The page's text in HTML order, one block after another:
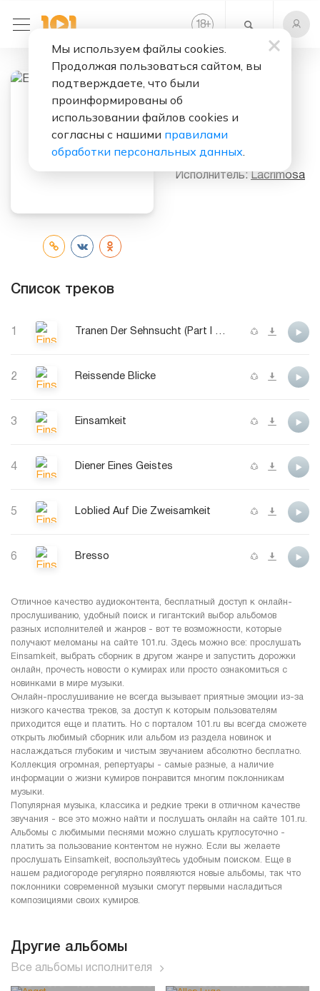
18+
Слушать бесплатно
Исполнитель: Lacrimosa
Список треков
1 Tranen Der Sehnsucht (Part I & II)
2 Reissende Blicke
3 Einsamkeit
4 Diener Eines Geistes
5 Loblied Auf Die Zweisamkeit
6 Bresso
Отличное качество аудиоконтента, бесплатный доступ к онлайн-
прослушиванию, удобный поиск и гигантский выбор альбомов
разных исполнителей и жанров - вот те возможности, которые
получают меломаны на сайте 101.ru. Здесь можно все: прослушать
Einsamkeit, выбрать сборник в другом жанре и запустить дорожки
онлайн, прочесть новости о кумирах или просто ознакомиться с
новинками в мире музыки.
Онлайн-прослушивание не всегда вызывает приятные эмоции из-за
низкого качества треков, за доступ к которым пользователям
приходится еще и платить. Но с порталом 101.ru вы всегда сможете
открыть любимый сборник или альбом из раздела новинок и
наслаждаться глубоким и чистым звучанием абсолютно бесплатно.
Коллекция огромная, репертуары - самые разные, а наличие
информации о жизни кумиров понравится многим поклонникам
музыки.
Популярная музыка, классика и редкие треки в отличном качестве
звучания - все это можно найти и послушать онлайн на сайте 101.ru.
Альбомы с любимыми песнями можно слушать круглосуточно -
платить за пользование контентом не нужно. Если вы желаете
прослушать Einsamkeit, воспользуйтесь удобным поиском. Еще в
нашем радиогороде регулярно появляются новые альбомы, так что
поклонники современной музыки смогут первыми насладиться
композициями своих кумиров.
Другие альбомы
Все альбомы исполнителя
Мы используем файлы cookies.
Продолжая пользоваться сайтом, вы
подтверждаете, что были
проинформированы об
использовании файлов cookies и
согласны с нашими правилами
обработки персональных данных.